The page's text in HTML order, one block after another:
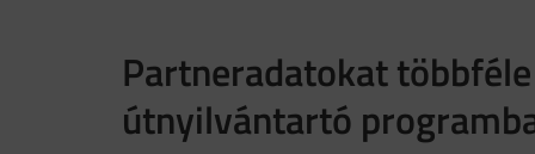
Partneradatokat
útnyilvántartó